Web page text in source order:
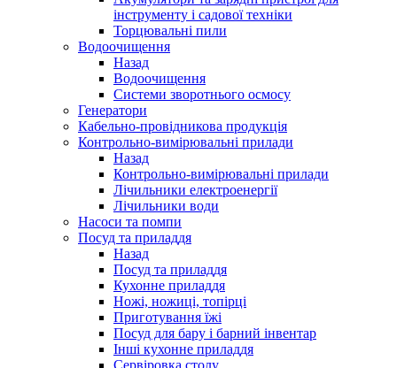
інструменту і садової техніки
Торцювальні пили
Водоочищення
Назад
Водоочищення
Системи зворотнього осмосу
Генератори
Кабельно-провідникова продукція
Контрольно-вимірювальні прилади
Назад
Контрольно-вимірювальні прилади
Лічильники електроенергії
Лічильники води
Насоси та помпи
Посуд та приладдя
Назад
Посуд та приладдя
Кухонне приладдя
Ножі, ножиці, топірці
Приготування їжі
Посуд для бару і барний інвентар
Інші кухонне приладдя
Сервіровка столу